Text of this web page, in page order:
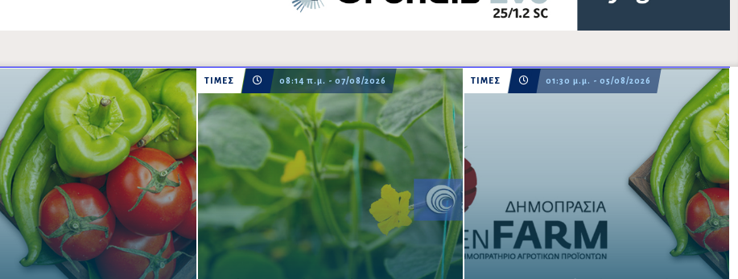
ΤΙΜΕΣ 08:14 π.μ. - 07/08/2026 ΤΙΜΕΣ 01:30 μ.μ. - 05/08/2026